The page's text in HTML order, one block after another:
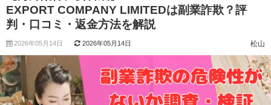
EXPORT COMPANY LIMITEDは副業詐欺？評
判・口コミ・返金方法を解説
2026年05月14日 2026年05月14日 松山